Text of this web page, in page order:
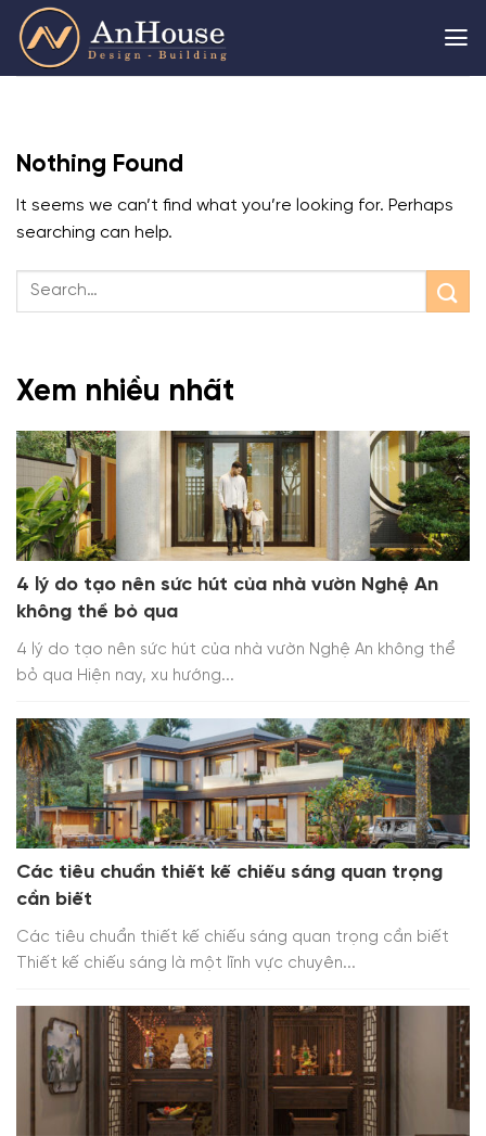
Skip
content
Nothing Found
It seems we can’t find what you’re looking for. Perhaps
searching can help.
Xem nhiều nhất
4 lý do tạo nên sức hút của nhà vườn Nghệ An
không thể bỏ qua
4 lý do tạo nên sức hút của nhà vườn Nghệ An không thể
bỏ qua Hiện nay, xu hướng...
Các tiêu chuẩn thiết kế chiếu sáng quan trọng
cần biết
Các tiêu chuẩn thiết kế chiếu sáng quan trọng cần biết
Thiết kế chiếu sáng là một lĩnh vực chuyên...